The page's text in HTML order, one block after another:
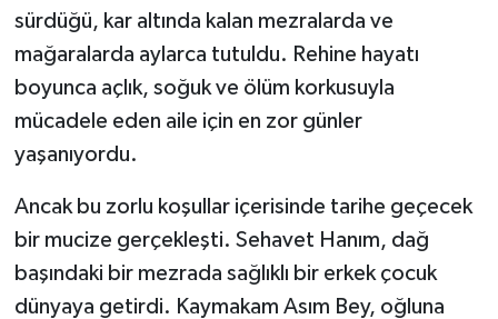
sürdüğü, kar altında kalan mezralarda ve
mağaralarda aylarca tutuldu. Rehine hayatı
boyunca açlık, soğuk ve ölüm korkusuyla
mücadele eden aile için en zor günler
yaşanıyordu.
Ancak bu zorlu koşullar içerisinde tarihe geçecek
bir mucize gerçekleşti. Sehavet Hanım, dağ
başındaki bir mezrada sağlıklı bir erkek çocuk
dünyaya getirdi. Kaymakam Asım Bey, oğluna